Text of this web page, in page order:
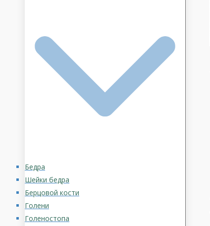
Бедра
Шейки бедра
Берцовой кости
Голени
Голеностопа